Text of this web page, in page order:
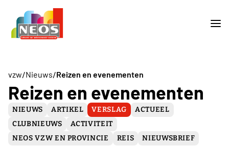
vzw/Nieuws/Reizen en evenementen
Reizen en evenementen
NIEUWS ARTIKEL VERSLAG
ACTUEEL
CLUBNIEUWS
ACTIVITEIT
NEOS VZW EN PROVINCIE
REIS NIEUWSBRIEF